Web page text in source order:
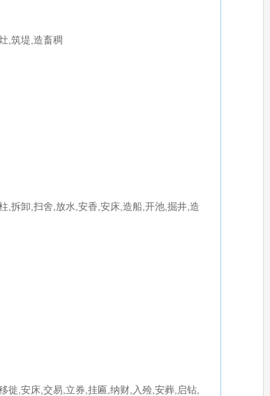
,筑堤,造畜稠
,拆卸,扫舍,放水,安香,安床,造船,开池,掘井,造
徙,安床,交易,立券,挂匾,纳财,入殓,安葬,启钻,